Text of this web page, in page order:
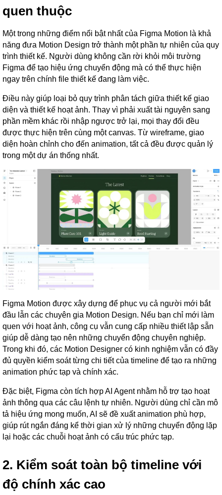
quen thuộc
Một trong những điểm nổi bật nhất của Figma Motion là khả
năng đưa Motion Design trở thành một phần tự nhiên của quy
trình thiết kế. Người dùng không cần rời khỏi môi trường
Figma để tạo hiệu ứng chuyển động mà có thể thực hiện
ngay trên chính file thiết kế đang làm việc.
Điều này giúp loại bỏ quy trình phân tách giữa thiết kế giao
diện và thiết kế hoạt ảnh. Thay vì phải xuất tài nguyên sang
phần mềm khác rồi nhập ngược trở lại, mọi thay đổi đều
được thực hiện trên cùng một canvas. Từ wireframe, giao
diện hoàn chỉnh cho đến animation, tất cả đều được quản lý
trong một dự án thống nhất.
Figma Motion được xây dựng để phục vụ cả người mới bắt
đầu lẫn các chuyên gia Motion Design. Nếu bạn chỉ mới làm
quen với hoạt ảnh, công cụ vẫn cung cấp nhiều thiết lập sẵn
giúp dễ dàng tạo nên những chuyển động chuyên nghiệp.
Trong khi đó, các Motion Designer có kinh nghiệm vẫn có đầy
đủ quyền kiểm soát từng chi tiết của timeline để tạo ra những
animation phức tạp và chính xác.
Đặc biệt, Figma còn tích hợp AI Agent nhằm hỗ trợ tạo hoạt
ảnh thông qua các câu lệnh tự nhiên. Người dùng chỉ cần mô
tả hiệu ứng mong muốn, AI sẽ đề xuất animation phù hợp,
giúp rút ngắn đáng kể thời gian xử lý những chuyển động lặp
lại hoặc các chuỗi hoạt ảnh có cấu trúc phức tạp.
2. Kiểm soát toàn bộ timeline với
độ chính xác cao